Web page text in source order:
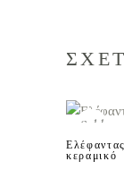
Sold
κεραμικό